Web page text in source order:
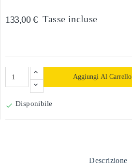
133,00 € Tasse incluse
Aggiungi Al Carrello
 Disponibile
Descrizione